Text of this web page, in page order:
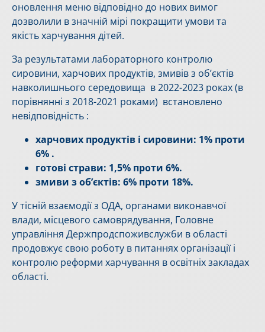
оновлення меню відповідно до нових вимог
дозволили в значній мірі покращити умови та
якість харчування дітей.
За результатами лабораторного контролю
сировини, харчових продуктів, змивів з об’єктів
навколишнього середовища в 2022-2023 роках (в
порівнянні з 2018-2021 роками) встановлено
невідповідність :
харчових продуктів і сировини: 1% проти
6% .
готові страви: 1,5% проти 6%.
змиви з об’єктів: 6% проти 18%.
У тісній взаємодії з ОДА, органами виконавчої
влади, місцевого самоврядування, Головне
управління Держпродспоживслужби в області
продовжує свою роботу в питаннях організації і
контролю реформи харчування в освітніх закладах
області.